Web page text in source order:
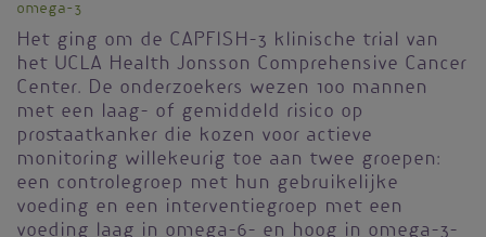
omega-3
Het ging om de CAPFISH-3 klinische trial van
het UCLA Health Jonsson Comprehensive Cancer
Center. De onderzoekers wezen 100 mannen
met een laag- of gemiddeld risico op
prostaatkanker die kozen voor actieve
monitoring willekeurig toe aan twee groepen:
een controlegroep met hun gebruikelijke
voeding en een interventiegroep met een
voeding laag in omega-6- en hoog in omega-3-